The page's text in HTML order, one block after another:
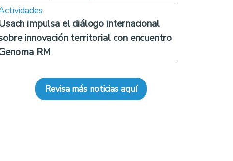
Usach impulsa el diálogo internacional
innovación territorial con encuentro
RM
Revisa más noticias aquí